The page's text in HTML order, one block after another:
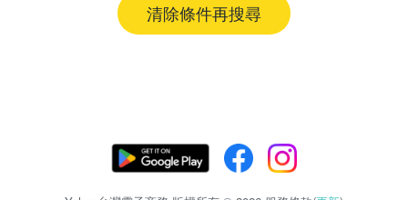
清除條件再搜尋